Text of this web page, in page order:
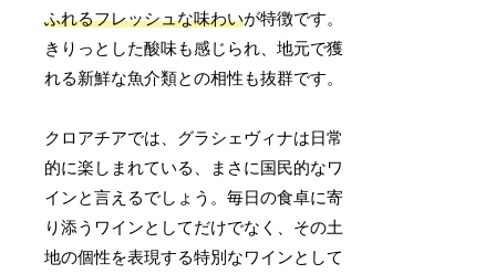
ふれるフレッシュな味わいが特徴です。
きりっとした酸味も感じられ、地元で獲
れる新鮮な魚介類との相性も抜群です。
クロアチアでは、グラシェヴィナは日常
的に楽しまれている、まさに国民的なワ
インと言えるでしょう。毎日の食卓に寄
り添うワインとしてだけでなく、その土
地の個性を表現する特別なワインとして